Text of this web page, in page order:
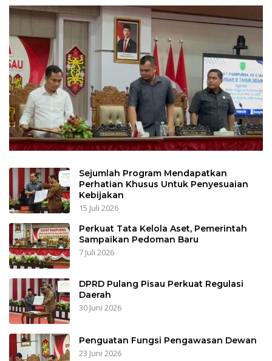
Sejumlah Program Mendapatkan
Perhatian Khusus Untuk Penyesuaian
Kebijakan
15 Juli 2026
Perkuat Tata Kelola Aset, Pemerintah
Sampaikan Pedoman Baru
7 Juli 2026
DPRD Pulang Pisau Perkuat Regulasi
Daerah
30 Juni 2026
Penguatan Fungsi Pengawasan Dewan
23 Juni 2026